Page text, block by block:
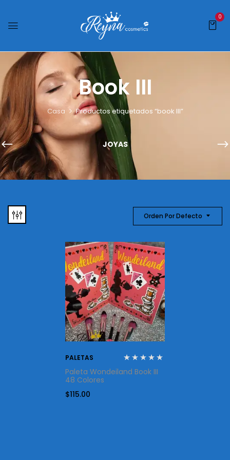
0
Book III
Casa Productos etiquetados “book III”
JOYAS
Orden Por Defecto
PALETAS
Paleta Wondeiland Book III
48 Colores
$115.00